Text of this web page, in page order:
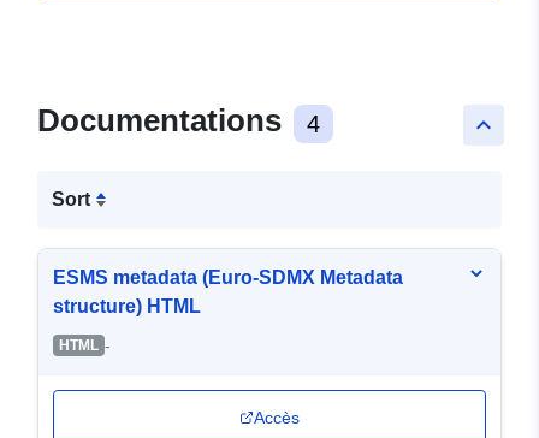
keyboard_arrow_up
Documentations 4
Sort
ESMS metadata (Euro-SDMX Metadata
structure) HTML
HTML -
Accès